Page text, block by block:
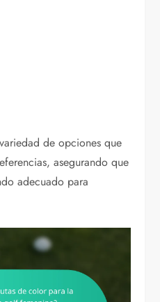
de opciones que
asegurando que
adecuado para